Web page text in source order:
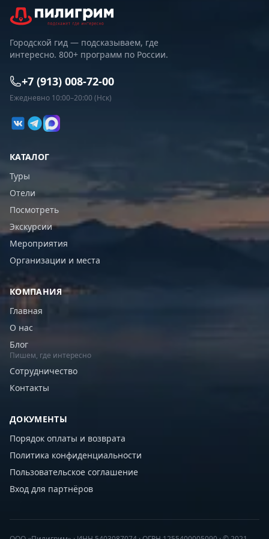
Городской гид — подсказываем, где
интересно. 800+ программ по России.
+7 (913) 008-72-00
Ежедневно 10:00–20:00 (Нск)
КАТАЛОГ
Туры
Отели
Посмотреть
Экскурсии
Мероприятия
Организации и места
КОМПАНИЯ
Главная
О нас
Блог
Пишем, где интересно
Сотрудничество
Контакты
ДОКУМЕНТЫ
Порядок оплаты и возврата
Политика конфиденциальности
Пользовательское соглашение
Вход для партнёров